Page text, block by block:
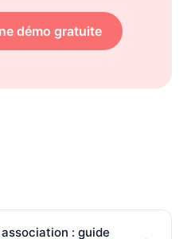
démo gratuite
: guide